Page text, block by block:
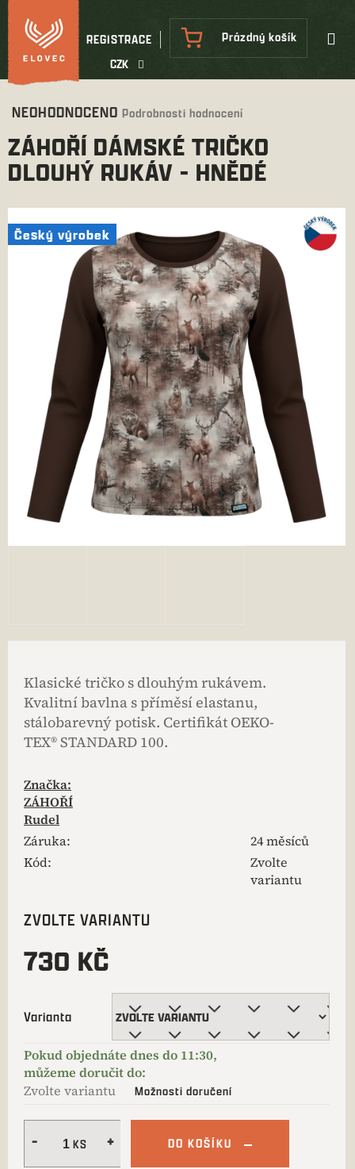
Přejít
na
obsah
CZK
REGISTRACE
NÁKUPNÍ
KOŠÍK
Prázdný košík
Průměrné
produktu
je
0,0
hvězdiček.
NEOHODNOCENO Podrobnosti hodnocení
ZÁHOŘÍ DÁMSKÉ TRIČKO
DLOUHÝ RUKÁV - HNĚDÉ
Český výrobek
Český výrobek
Klasické tričko s dlouhým rukávem.
Kvalitní bavlna s příměsí elastanu,
stálobarevný potisk. Certifikát OEKO-
TEX® STANDARD 100.
Značka:
ZÁHOŘÍ
Rudel
Záruka:
24 měsíců
Kód:
Zvolte
variantu
ZVOLTE VARIANTU
730 KČ
Varianta
Zvolte variantu Možnosti doručení
DO KOŠÍKU